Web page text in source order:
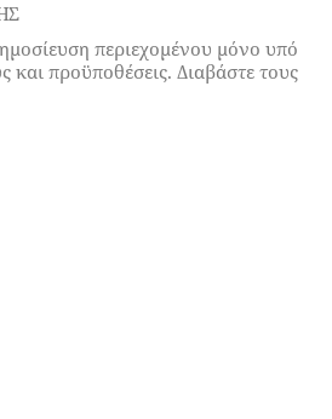
περιεχομένου μόνο υπό
και προϋποθέσεις. Διαβάστε τους